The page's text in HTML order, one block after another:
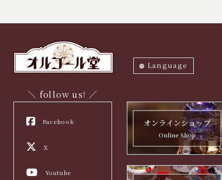
Language
＼ follow us! ／
Facebook
X
Youtube
オンラインショップ
Online Shop